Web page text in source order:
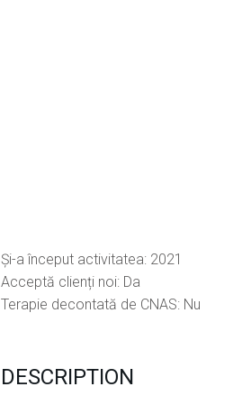
Și-a început activitatea: 2021
Acceptă clienți noi: Da
Terapie decontată de CNAS: Nu
DESCRIPTION